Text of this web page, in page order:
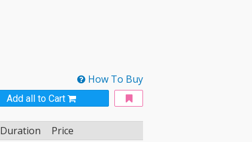
How To Buy
Add all to Cart
Duration Price